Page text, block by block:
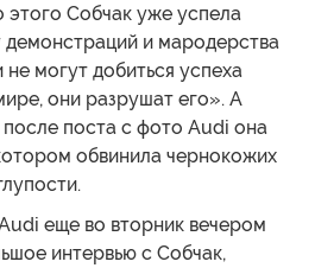
этого Собчак уже успела
демонстраций и мародерства
могут добиться успеха
они разрушат его». А
поста с фото Audi она
обвинила чернокожих
еще во вторник вечером
интервью с Собчак,